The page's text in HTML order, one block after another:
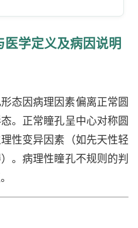
学定义及病因说明
态因病理因素偏离正常圆
。正常瞳孔呈中心对称圆
性变异因素（如先天性轻
。病理性瞳孔不规则的判